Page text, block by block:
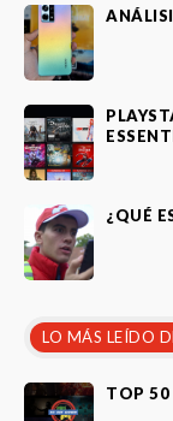
¿QUÉ
LO MÁS LEÍDO
TOP 50